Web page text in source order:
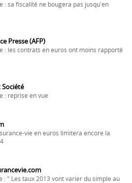
: sa fiscalité ne bougera pas jusqu'en
Presse (AFP)
: les contrats en euros ont moins rapporté
Société
: reprise en vue
vie en euros limitera encore la
: " Les taux 2013 vont varier du simple au